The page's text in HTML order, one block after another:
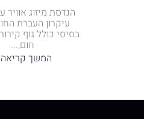
הנדסת מיזוג אוויר
עיקרון העברת
בסיסי כולל גוף
חום,...
המשך